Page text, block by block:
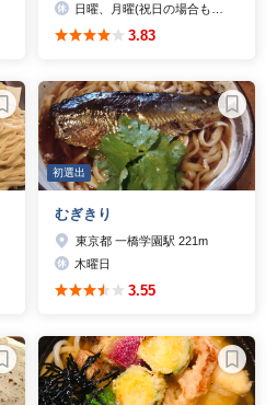
3.83
初選出
むぎきり
東京都 一橋学園駅 221m
木曜日
3.55